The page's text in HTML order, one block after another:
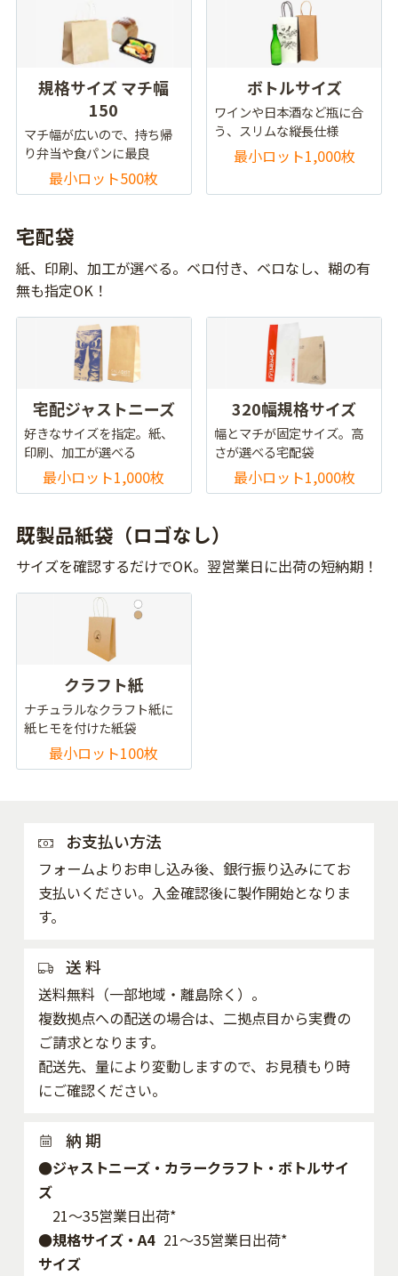
規格サイズ マチ幅
150
マチ幅が広いので、持ち帰
り弁当や食パンに最良
最小ロット500枚
ボトルサイズ
ワインや日本酒など瓶に合
う、スリムな縦長仕様
最小ロット1,000枚
宅配袋
紙、印刷、加工が選べる。ベロ付き、ベロなし、糊の有
無も指定OK！
宅配ジャストニーズ
好きなサイズを指定。紙、
印刷、加工が選べる
最小ロット1,000枚
320幅規格サイズ
幅とマチが固定サイズ。高
さが選べる宅配袋
最小ロット1,000枚
既製品紙袋（ロゴなし）
サイズを確認するだけでOK。翌営業日に出荷の短納期！
クラフト紙
ナチュラルなクラフト紙に
紙ヒモを付けた紙袋
最小ロット100枚
お支払い方法
フォームよりお申し込み後、銀行振り込みにてお
支払いください。入金確認後に製作開始となりま
す。
送 料
送料無料（一部地域・離島除く）。
複数拠点への配送の場合は、二拠点目から実費の
ご請求となります。
配送先、量により変動しますので、お見積もり時
にご確認ください。
納 期
●ジャストニーズ・カラークラフト・ボトルサイ
ズ
21～35営業日出荷*
●規格サイズ・A4
サイズ
21～35営業日出荷*